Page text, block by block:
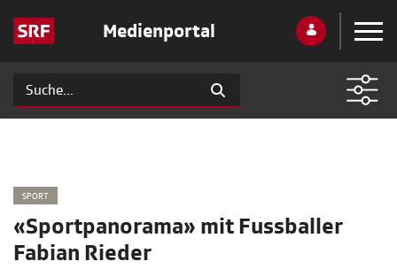
Medienportal
SPORT
«Sportpanorama» mit Fussballer
Fabian Rieder